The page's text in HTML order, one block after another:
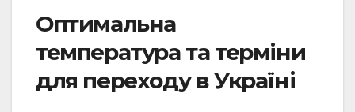
Оптимальна
температура та терміни
для переходу в Україні